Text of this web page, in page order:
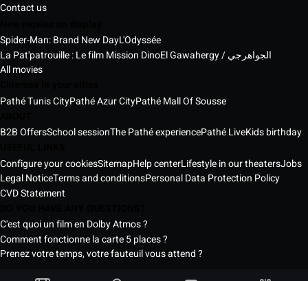
Contact us
Spider-Man: Brand New DayL'Odyssée
La Pat'patrouille : Le film Mission Dino
El Gawahergy / الجواهرجي
All movies
Pathé Tunis CityPathé Azur CityPathé Mall Of Sousse
B2B OffersSchool sessionThe Pathé experiencePathé LiveKids birthday
Configure your cookiesSitemapHelp centerLifestyle in our theatersJobs
Legal NoticeTerms and conditionsPersonal Data Protection Policy
CVD Statement
C'est quoi un film en Dolby Atmos ?
Comment fonctionne la carte 5 places ?
Prenez votre temps, votre fauteuil vous attend ?